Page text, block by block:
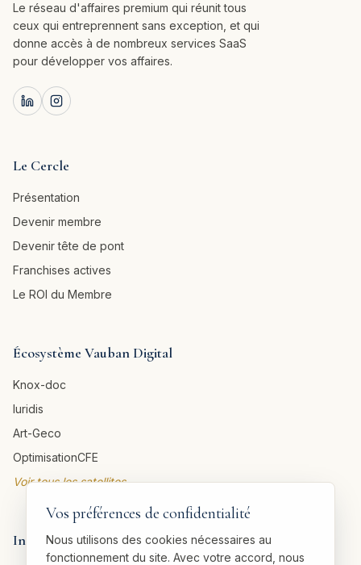
Le réseau d'affaires premium qui réunit tous
ceux qui entreprennent sans exception, et qui
donne accès à de nombreux services SaaS
pour développer vos affaires.
Le Cercle
Présentation
Devenir membre
Devenir tête de pont
Franchises actives
Le ROI du Membre
Écosystème Vauban Digital
Knox-doc
Iuridis
Art-Geco
OptimisationCFE
Voir tous les satellites →
Informations légales
Vos préférences de confidentialité
Nous utilisons des cookies nécessaires au
fonctionnement du site. Avec votre accord, nous